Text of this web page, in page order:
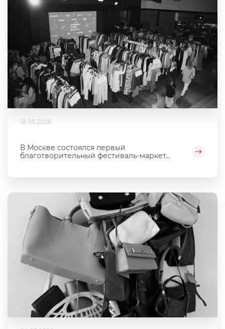
18.05.2026
В Москве состоялся первый
благотворительный фестиваль‑маркет...